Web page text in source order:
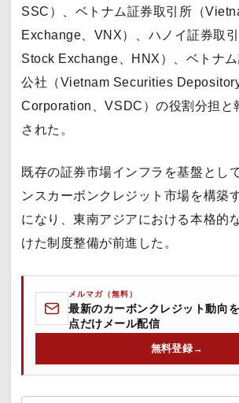
SSC）、ベトナム証券取引所（
Exchange、VNX）、ハノイ証券取
Stock Exchange、HNX）、ベトナ
公社（Vietnam Securities
Corporation、VSDC）の役割分担と
された。
既存の証券市場インフラを基盤とし
ンスカーボンクレジット市場を構築
になり、東南アジアにおける本格的
けた制度整備が前進した。
メルマガ（無料）
最新のカーボンクレジット動向
点だけメール配信
無料登録→